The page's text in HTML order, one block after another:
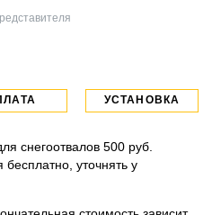
УСТАНОВКА
снегоотвалов 500 руб.
уточнять у